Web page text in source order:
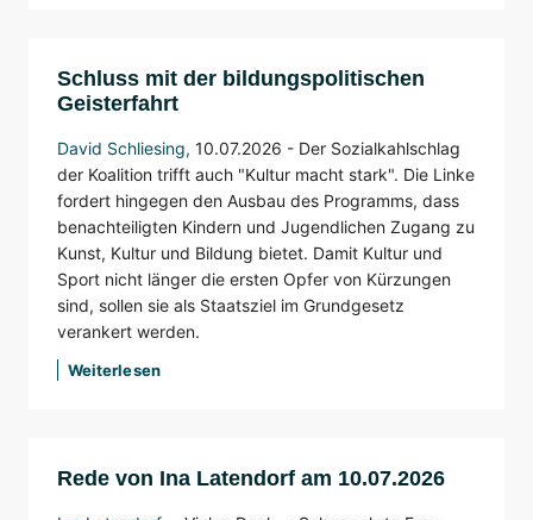
Schluss mit der bildungspolitischen
Geisterfahrt
David Schliesing, 10.07.2026 - Der Sozialkahlschlag
der Koalition trifft auch "Kultur macht stark". Die Linke
fordert hingegen den Ausbau des Programms, dass
benachteiligten Kindern und Jugendlichen Zugang zu
Kunst, Kultur und Bildung bietet. Damit Kultur und
Sport nicht länger die ersten Opfer von Kürzungen
sind, sollen sie als Staatsziel im Grundgesetz
verankert werden.
Weiterlesen
Rede von Ina Latendorf am 10.07.2026